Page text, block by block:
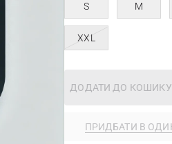
S M
XXL
ДОДАТИ ДО КОШИКУ
ПРИДБАТИ В